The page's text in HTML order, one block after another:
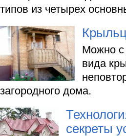
типов из четырех
Можно с
вида
загородного дома.
секреты